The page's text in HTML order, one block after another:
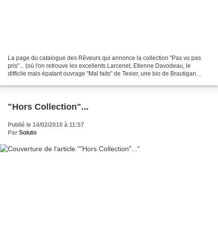
La page du catalogue des Rêveurs qui annonce la collection "Pas vu pas
pris"... (où l'on retrouve les excellents Larcenet, Etienne Davodeau, le
difficile mais épatant ouvrage "Mal faits" de Texier, une bio de Brautigan
"Hors Collection"...
Publié le 14/02/2010 à 11:57
Par Soluto